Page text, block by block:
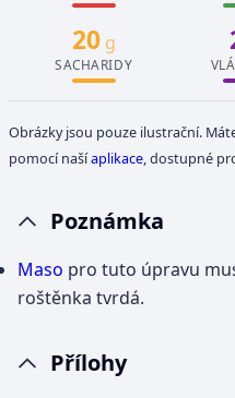
20g
SACHARIDY
Obrázky jsou pouze ilustrační.
pomocí našíaplikace, dostupné
Poznámka
Maso pro tuto úpravu
roštěnka tvrdá.
Přílohy